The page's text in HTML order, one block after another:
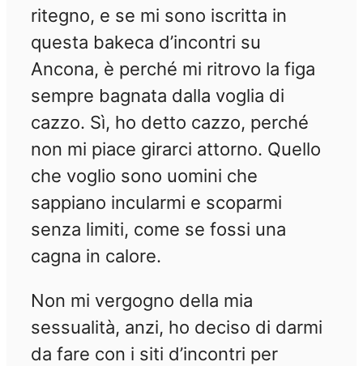
ritegno, e se mi sono iscritta in
questa bakeca d’incontri su
Ancona, è perché mi ritrovo la figa
sempre bagnata dalla voglia di
cazzo. Sì, ho detto cazzo, perché
non mi piace girarci attorno. Quello
che voglio sono uomini che
sappiano incularmi e scoparmi
senza limiti, come se fossi una
cagna in calore.
Non mi vergogno della mia
sessualità, anzi, ho deciso di darmi
da fare con i siti d’incontri per